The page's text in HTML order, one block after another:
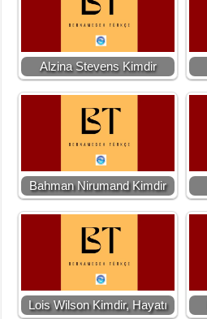
Alzina Stevens Kimdir
Bahman Nirumand Kimdir
Lois Wilson Kimdir, Hayatı